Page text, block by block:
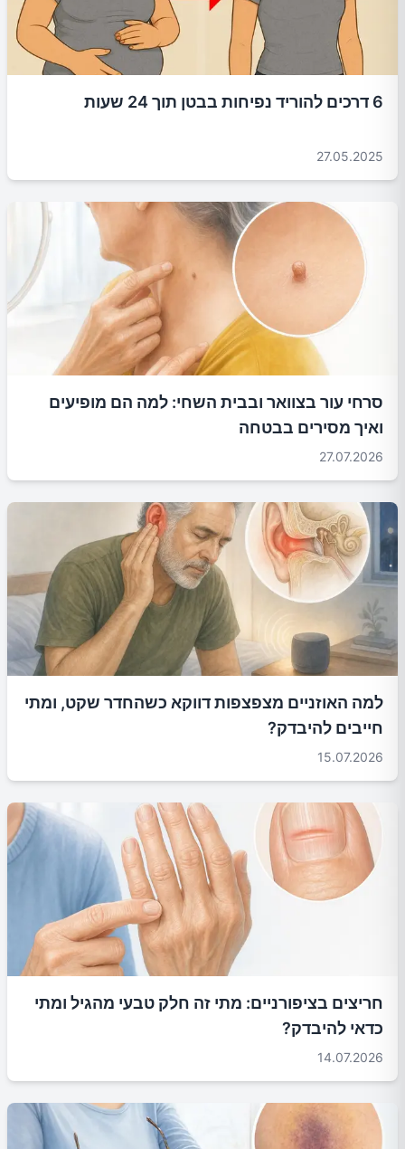
6 דרכים להוריד נפיחות בבטן תוך 24 שעות
27.05.2025
סרחי עור בצוואר ובבית השחי: למה הם מופיעים
ואיך מסירים בבטחה
27.07.2026
למה האוזניים מצפצפות דווקא כשהחדר שקט, ומתי
חייבים להיבדק?
15.07.2026
חריצים בציפורניים: מתי זה חלק טבעי מהגיל ומתי
כדאי להיבדק?
14.07.2026